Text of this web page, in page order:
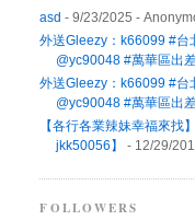
asd - 9/23/2025 -
外送Gleezy：k66099 #台
@yc90048 #萬華區出
外送Gleezy：k66099 #台
@yc90048 #萬華區出
【各行各業辣妹幸福來找
jkk50056】
- 12/29/
FOLLOWERS